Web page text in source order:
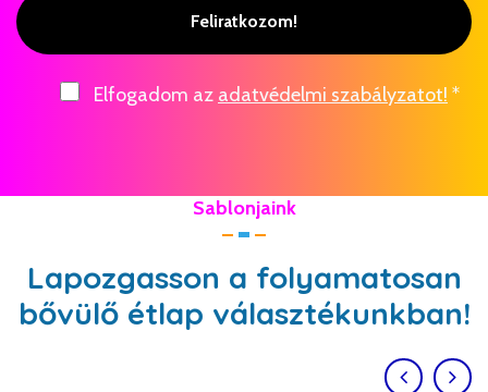
Feliratkozom!
Elfogadom az adatvédelmi szabályzatot! *
Sablonjaink
Lapozgasson a folyamatosan
bővülő étlap választékunkban!